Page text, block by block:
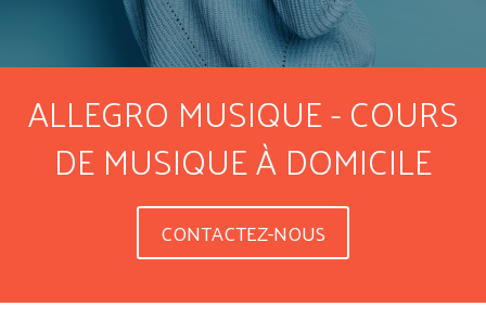
ALLEGRO MUSIQUE - COURS
DE MUSIQUE À DOMICILE
CONTACTEZ-NOUS